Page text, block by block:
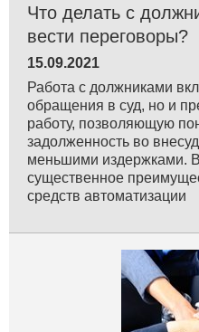
Что делать с
вести переговоры?
15.09.2021
Работа с должниками
обращения в суд, но и
работу, позволяющую
задолженность во
меньшими издержками.
существенное
средств автоматизации